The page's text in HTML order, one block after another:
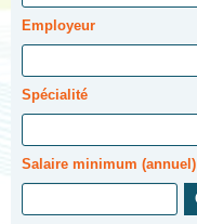
Employeur
Spécialité
Salaire minimum (annuel)